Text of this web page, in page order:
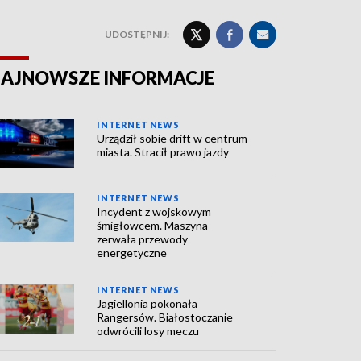
UDOSTĘPNIJ:
INFORMACJE
INTERNET NEWS
Urządził sobie drift w centrum
miasta. Stracił prawo jazdy
INTERNET NEWS
Incydent z wojskowym
śmigłowcem. Maszyna
zerwała przewody
energetyczne
INTERNET NEWS
Jagiellonia pokonała
Rangersów. Białostoczanie
odwrócili losy meczu